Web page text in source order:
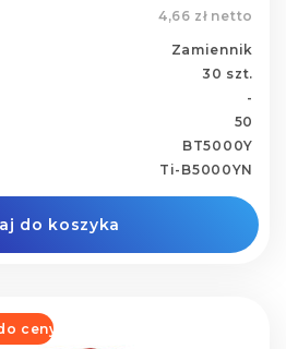
4,66 zł netto
Zamiennik
30 szt.
-
50
BT5000Y
Ti-B5000YN
do koszyka
ceny